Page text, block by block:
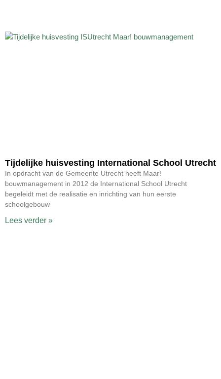
Tijdelijke huisvesting International School Utrecht
In opdracht van de Gemeente Utrecht heeft Maar!
bouwmanagement in 2012 de International School Utrecht
begeleidt met de realisatie en inrichting van hun eerste
schoolgebouw
Lees verder »